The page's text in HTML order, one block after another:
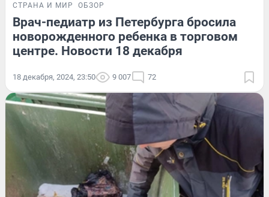
СТРАНА И МИР ОБЗОР
Врач-педиатр из Петербурга бросила
новорожденного ребенка в торговом
центре. Новости 18 декабря
18 декабря, 2024, 23:50 9 007 72